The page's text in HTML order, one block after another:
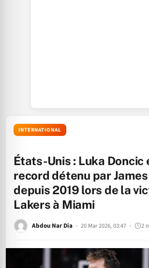
INTERNATIONAL
États-Unis : Luka Doncic
record détenu par
depuis 2019 lors de la
Lakers à Miami
Abdou Nar Dia 20 Mar 2026, 03:47 2